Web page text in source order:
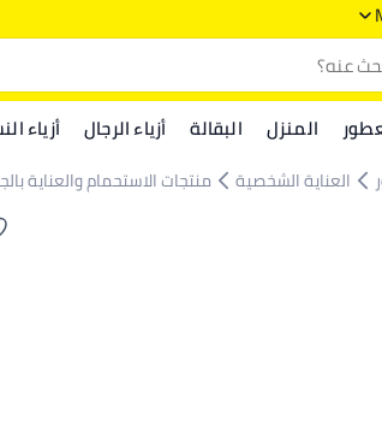
المنزل البقالة أزياء الرجال أزياء
العناية الشخصية منتجات الاستحمام والعناية